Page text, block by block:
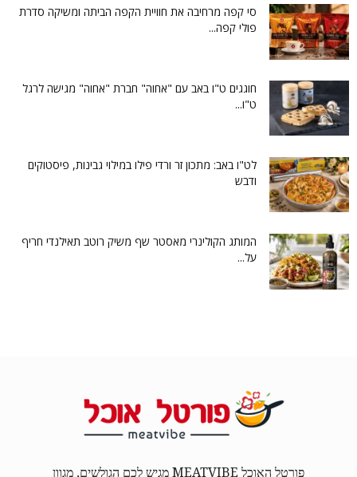
סי קפה מרחיבה את חוויית הקפה הביתה ומשיקה סדרת
פולי קפה...
חוגגים ט"ו באב עם "אחוה" חברת "אחוה" מגישה לרגל
ט"ו...
לט"ו באב: מתכון זר ורדי פילו במילוי גבינות, פיסטוקים
ודבש
המותג הקולינרי מאסטר שף משיק רוטב תאילנדי חריף
על...
פורטל האוכל MEATVIBE מגיש לכם הגולשים, מגוון